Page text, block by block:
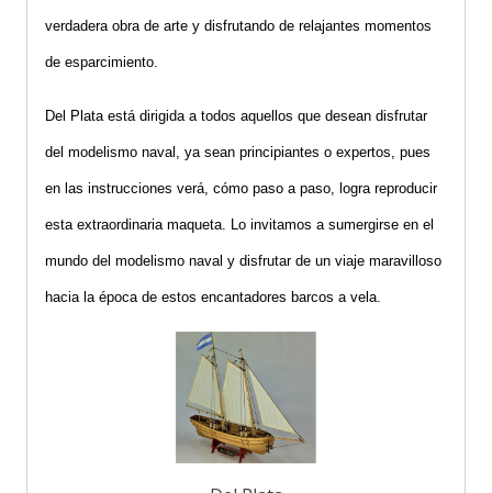
verdadera obra de arte y disfrutando de relajantes momentos
de esparcimiento.
Del Plata estádirigida a todos aquellos que desean disfrutar
del modelismo naval, ya sean principiantes o expertos, pues
en las instrucciones verá, cómo paso a paso, logra reproducir
esta extraordinaria maqueta. Lo invitamos a sumergirse en el
mundo del modelismo naval y disfrutarde un viaje maravilloso
hacia la época de estos encantadores barcos a vela.